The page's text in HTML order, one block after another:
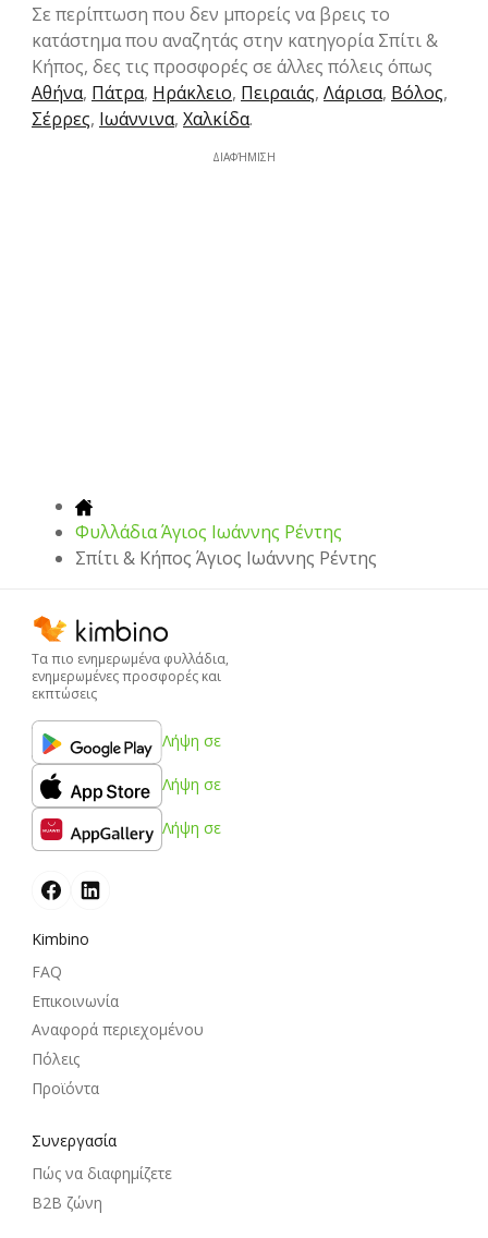
Σε περίπτωση που δεν μπορείς να βρεις το
κατάστημα που αναζητάς στην κατηγορία Σπίτι &
Κήπος, δες τις προσφορές σε άλλες πόλεις όπως
Αθήνα, Πάτρα, Ηράκλειο, Πειραιάς, Λάρισα, Βόλος,
Σέρρες, Ιωάννινα, Χαλκίδα.
ΔΙΑΦΉΜΙΣΗ
Φυλλάδια Άγιος Ιωάννης Ρέντης
Σπίτι & Κήπος Άγιος Ιωάννης Ρέντης
Τα πιο ενημερωμένα φυλλάδια,
ενημερωμένες προσφορές και
εκπτώσεις
Λήψη σε
Λήψη σε
Λήψη σε
Kimbino
FAQ
Επικοινωνία
Αναφορά περιεχομένου
Πόλεις
Προϊόντα
Συνεργασία
Πώς να διαφημίζετε
B2B ζώνη